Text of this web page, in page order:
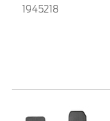
1945218